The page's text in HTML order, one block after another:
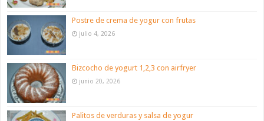
Postre de crema de yogur con frutas
julio 4, 2026
Bizcocho de yogurt 1,2,3 con airfryer
junio 20, 2026
Palitos de verduras y salsa de yogur